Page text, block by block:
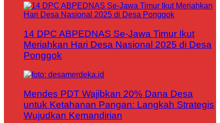
14 DPC ABPEDNAS Se-Jawa Timur Ikut
Meriahkan Hari Desa Nasional 2025 di Desa
Ponggok
Mendes PDT Wajibkan 20% Dana Desa
untuk Ketahanan Pangan: Langkah Strategis
Wujudkan Kemandirian